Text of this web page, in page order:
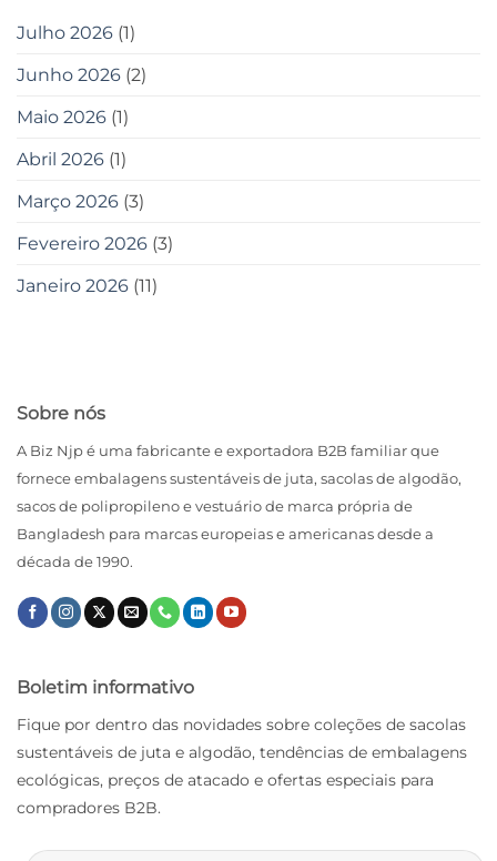
Julho 2026 (1)
Junho 2026 (2)
Maio 2026 (1)
Abril 2026 (1)
Março 2026 (3)
Fevereiro 2026 (3)
Janeiro 2026 (11)
Sobre nós
A Biz Njp é uma fabricante e exportadora B2B familiar que
fornece embalagens sustentáveis ​​de juta, sacolas de algodão,
sacos de polipropileno e vestuário de marca própria de
Bangladesh para marcas europeias e americanas desde a
década de 1990.
Boletim informativo
Fique por dentro das novidades sobre coleções de sacolas
sustentáveis ​​de juta e algodão, tendências de embalagens
ecológicas, preços de atacado e ofertas especiais para
compradores B2B.